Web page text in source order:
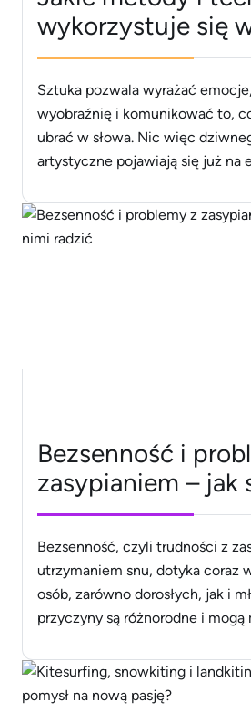
wykorzystuje się
arteterapii?
Sztuka pozwala wyrażać
wyobraźnię i komunikować to,
ubrać w słowa. Nic więc
artystyczne pojawiają się już na
ogólny rozwój. Co ciekawe,
arteterapii znajdują
Bezsenność i
zasypianiem – jak
nimi radzić
Bezsenność, czyli trudności z
utrzymaniem snu, dotyka coraz
osób, zarówno dorosłych, jak i
przyczyny są różnorodne i
problemów ze snem Do
należą stres, niepokój, depresja,